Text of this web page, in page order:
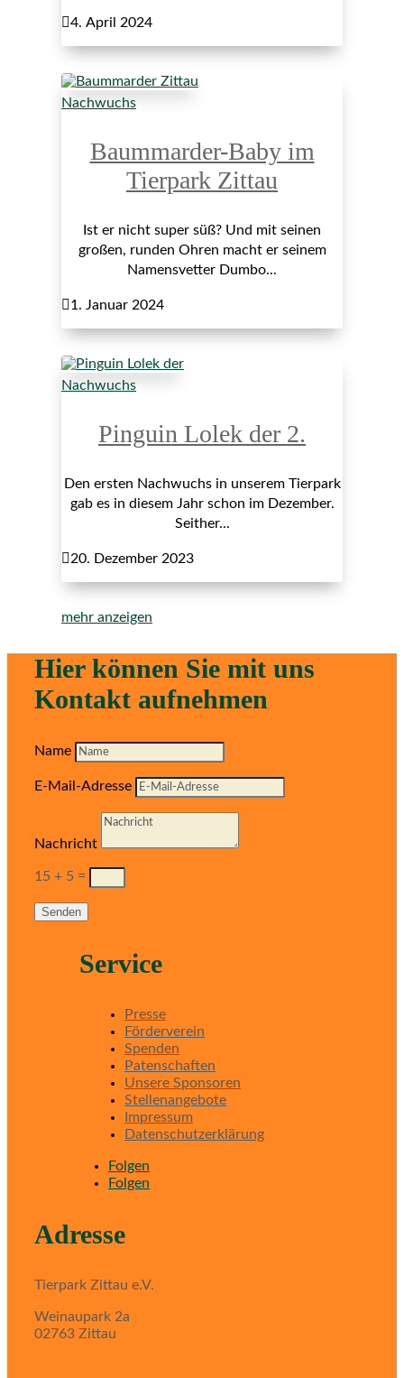
4. April 2024
Nachwuchs
Baummarder-Baby im
Tierpark Zittau
Ist er nicht super süß? Und mit seinen
großen, runden Ohren macht er seinem
Namensvetter Dumbo...
1. Januar 2024
Nachwuchs
Pinguin Lolek der 2.
Den ersten Nachwuchs in unserem Tierpark
gab es in diesem Jahr schon im Dezember.
Seither...
20. Dezember 2023
mehr anzeigen
Hier können Sie mit uns
Kontakt aufnehmen
Name
E-Mail-Adresse
Nachricht
15 + 5 =
Senden
Service
Presse
Förderverein
Spenden
Patenschaften
Unsere Sponsoren
Stellenangebote
Impressum
Datenschutzerklärung
Folgen
Folgen
Adresse
Tierpark Zittau e.V.
Weinaupark 2a
02763 Zittau